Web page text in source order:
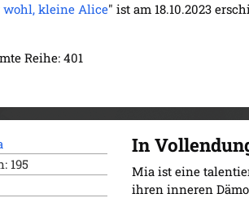
wohl, kleine Alice" ist am 18.10.2023
Reihe: 401
195
In
Mia ist eine
ihren inneren